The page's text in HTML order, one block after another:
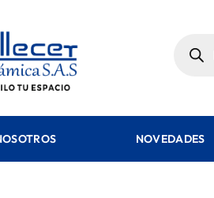
NOVEDADES